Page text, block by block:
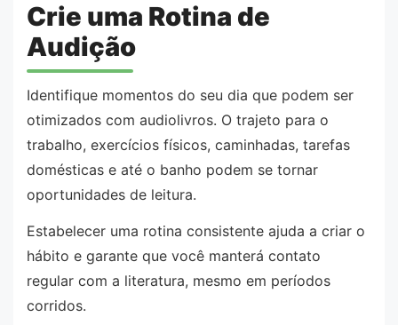
Crie uma Rotina de
Audição
Identifique momentos do seu dia que podem ser
otimizados com audiolivros. O trajeto para o
trabalho, exercícios físicos, caminhadas, tarefas
domésticas e até o banho podem se tornar
oportunidades de leitura.
Estabelecer uma rotina consistente ajuda a criar o
hábito e garante que você manterá contato
regular com a literatura, mesmo em períodos
corridos.